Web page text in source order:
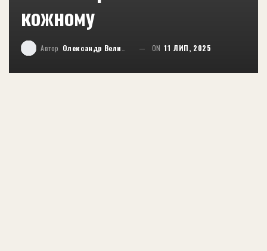
кожному
Автор Олександр Великий ON 11 ЛИП, 2025